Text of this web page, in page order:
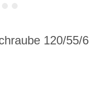
120/55/6